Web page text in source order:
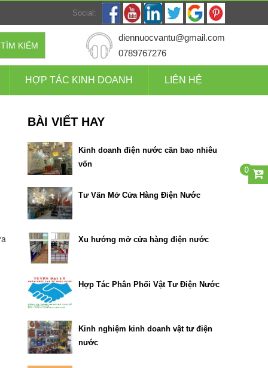
Social:
TÌM KIẾM
diennuocvantu@gmail.com
0789767276
0
HỢP TÁC KINH DOANH LIÊN HỆ
BÀI VIẾT HAY
Kinh doanh điện nước cần bao nhiêu
vốn
Tư Vấn Mở Cửa Hàng Điện Nước
Xu hướng mở cửa hàng điện nước
Hợp Tác Phân Phối Vật Tư Điện Nước
Kinh nghiệm kinh doanh vật tư điện
nước